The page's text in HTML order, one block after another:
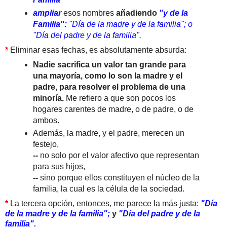
ampliaresos nombres añadiendo "y de la
Familia": "Día de la madre y de la familia"; o
"Día del padre y de la familia".
* Eliminar esas fechas, es absolutamente absurda:
Nadie sacrifica un valor tan grande para
una mayoría, como lo son la madre y el
padre, para resolver el problema de una
minoría.Me refiero a que son pocos los
hogares carentes de madre, o de padre, o de
ambos.
Además, la madre, y el padre, merecen un
festejo,
-- no solo por el valor afectivo que representan
para sus hijos,
--sino porque ellos constituyen el núcleo de la
familia, la cual es la célula de la sociedad.
* La tercera opción, entonces, me parece la más justa: "Día
de la madre y de la familia"; y "Día del padre y de la
familia".